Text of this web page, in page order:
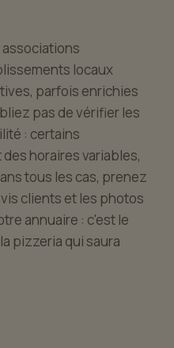
locaux
parfois enrichies
pas de vérifier les
: certains
horaires variables,
tous les cas, prenez
clients et les photos
annuaire : c'est le
pizzeria qui saura